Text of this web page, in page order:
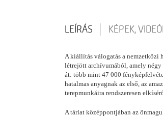
LEÍRÁS KÉPEK,
A kiállítás válogatás a nemzetközi
létrejött archívumából, amely négy
át: több mint 47 000
hatalmas anyagnak az első, az
terepmunkáira rendszeresen
A tárlat középpontjában az